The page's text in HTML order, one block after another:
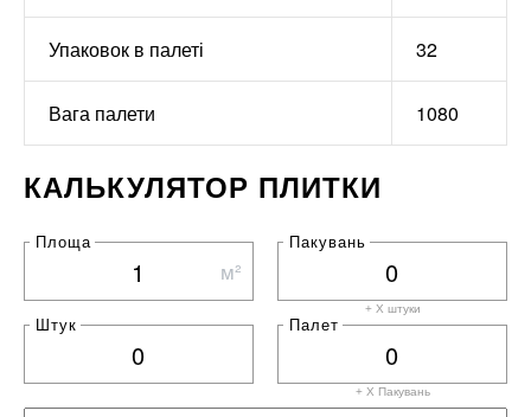
Упаковок в палеті 32
Вага палети 1080
КАЛЬКУЛЯТОР ПЛИТКИ
Площа
м²
Пакувань
+ X штуки
Штук Палет
+ X Пакувань